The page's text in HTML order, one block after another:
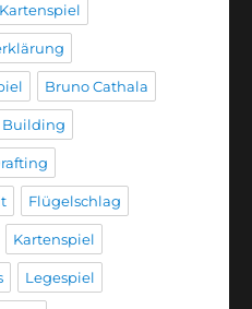
Bruno Cathala
Building
Flügelschlag
Kartenspiel
Legespiel